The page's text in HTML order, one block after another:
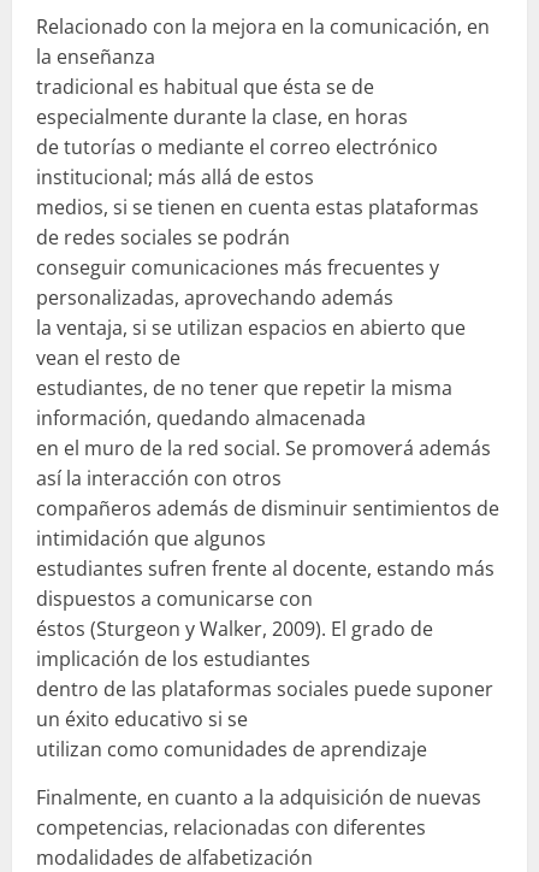
Relacionado con la mejora en la comunicación, en
la enseñanza
tradicional es habitual que ésta se de
especialmente durante la clase, en horas
de tutorías o mediante el correo electrónico
institucional; más allá de estos
medios, si se tienen en cuenta estas plataformas
de redes sociales se podrán
conseguir comunicaciones más frecuentes y
personalizadas, aprovechando además
la ventaja, si se utilizan espacios en abierto que
vean el resto de
estudiantes, de no tener que repetir la misma
información, quedando almacenada
en el muro de la red social. Se promoverá además
así la interacción con otros
compañeros además de disminuir sentimientos de
intimidación que algunos
estudiantes sufren frente al docente, estando más
dispuestos a comunicarse con
éstos (Sturgeon y Walker, 2009). El grado de
implicación de los estudiantes
dentro de las plataformas sociales puede suponer
un éxito educativo si se
utilizan como comunidades de aprendizaje
Finalmente, en cuanto a la adquisición de nuevas
competencias, relacionadas con diferentes
modalidades de alfabetización